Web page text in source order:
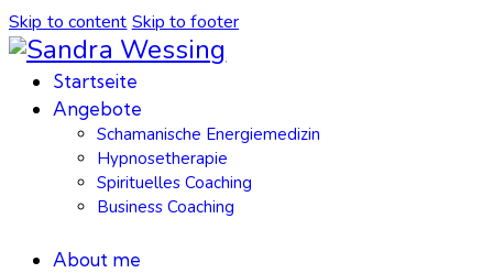
Skip to content Skip to footer
Startseite
Angebote
Schamanische Energiemedizin
Hypnosetherapie
Spirituelles Coaching
Business Coaching
About me